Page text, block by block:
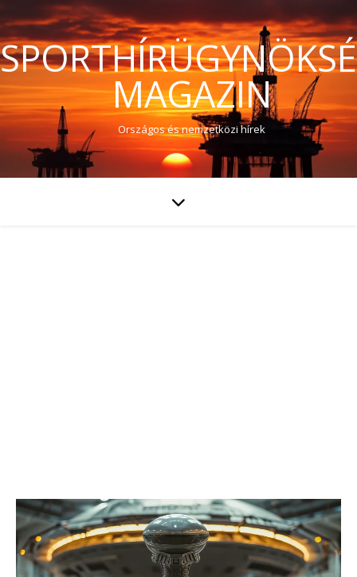
MAGAZIN
Országos és nemzetközi hírek